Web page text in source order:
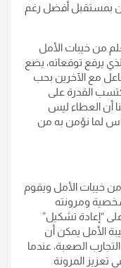
بمستقبل أفضل رغم
من خيبات الأمل
يرفع توقعاته، يضع
مع الآخرين بحب
القدرة على
أن العطاء ليس
لما نؤمن به من
خيبات الأمل ويقوم
ومرونته
“إعادة تشكيل”
الأمل يمكن أن
التجارب الصعبة، عندما
المرونة